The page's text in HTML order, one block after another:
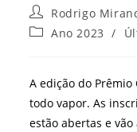
Autor
do
post:
Rodrigo
Categoria
Ano 2023 /
A edição do Prêmio
todo vapor. As
estão abertas e